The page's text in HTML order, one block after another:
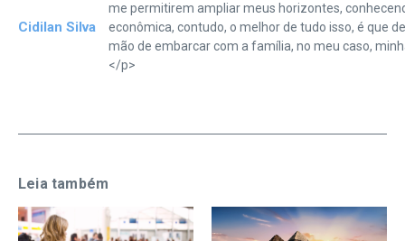
Cidilan Silva
me permitirem ampliar meus horizontes,
econômica, contudo, o melhor de tudo isso, é que
mão de embarcar com a família, no meu caso,
</p>
Leia também